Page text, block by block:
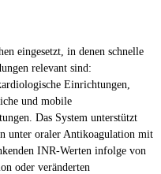
eingesetzt, in denen schnelle
relevant sind:
Einrichtungen,
und mobile
Das System unterstützt
unter oraler Antikoagulation mit
INR-Werten infolge von
oder veränderten